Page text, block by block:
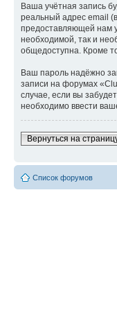
Ваша учётная запись
реальный адрес email
предоставляющей нам
необходимой, так и
общедоступна. Кроме
Ваш пароль надёжно
записи на форумах
случае, если вы
необходимо ввести
Вернуться на
Список форумов